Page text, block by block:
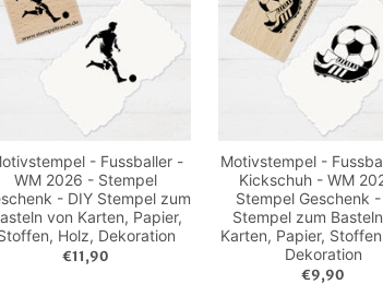
- Fussballer -
WM 2026 - Stempel
- DIY Stempel zum
von Karten, Papier,
Holz, Dekoration
€11,90
Motivstempel -
Kickschuh - WM
Stempel Geschenk -
Stempel zum
Karten, Papier,
Dekoration
€9,90